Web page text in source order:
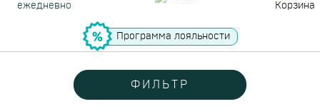
ежедневно
Программа лояльности
ФИЛЬТР